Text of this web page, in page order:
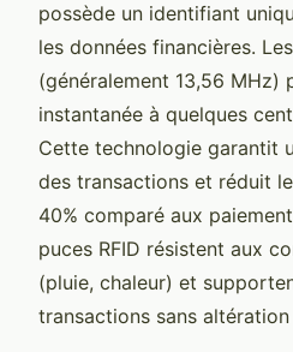
possède un identifiant
les données financières.
(généralement 13,56 MHz)
instantanée à quelques
Cette technologie garantit
des transactions et réduit
40% comparé aux
puces RFID résistent aux
(pluie, chaleur) et
transactions sans